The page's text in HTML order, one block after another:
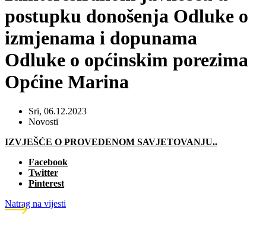
postupku donošenja Odluke o
izmjenama i dopunama
Odluke o općinskim porezima
Općine Marina
Sri, 06.12.2023
Novosti
IZVJEŠĆE O PROVEDENOM SAVJETOVANJU..
Facebook
Twitter
Pinterest
Natrag na vijesti